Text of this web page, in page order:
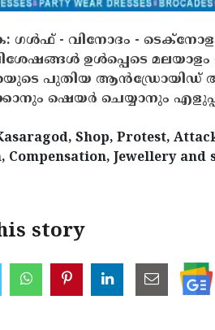
ഗൾഫ് - വിനോദം -
ഉൾപ്പെടെ
പുതിയ ആൻഡ്രോയിഡ്
ഷെയർ ചെയ്യാനും
Shop, Protest,
Compensation, Jewellery and
story